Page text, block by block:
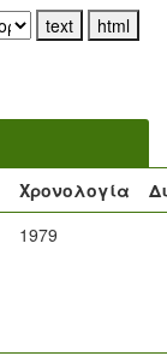
Χρονολογία
1979